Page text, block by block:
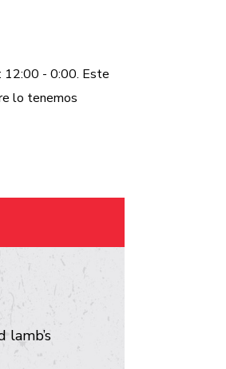
12:00 - 0:00. Este
lo tenemos
lamb’s